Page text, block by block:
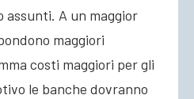
A un maggior
maggiori
costi maggiori per gli
le banche dovranno